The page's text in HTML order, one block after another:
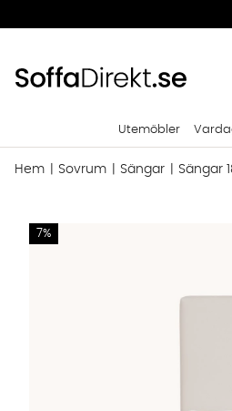
Utemöbler
Hem Sovrum Sängar Sängar
7%
Produktbilder LOVISA 180